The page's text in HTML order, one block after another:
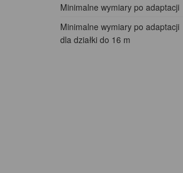
Minimalne wymiary po adaptacji
Minimalne wymiary po adaptacji
dla działki do 16 m